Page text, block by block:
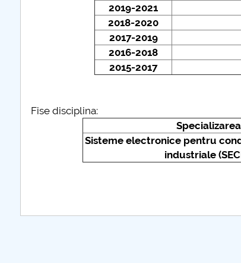
2019-2021
2018-2020
2017-2019
2016-2018
2015-2017
Fise disciplina:
Specializarea
Sisteme electronice pentru
industriale
COMUNICAT Eveniment de
informare și promovare a
ofertei educaționale
universitare la Colegiul
Teoretic „Ion Cantacuzino”
mai multe